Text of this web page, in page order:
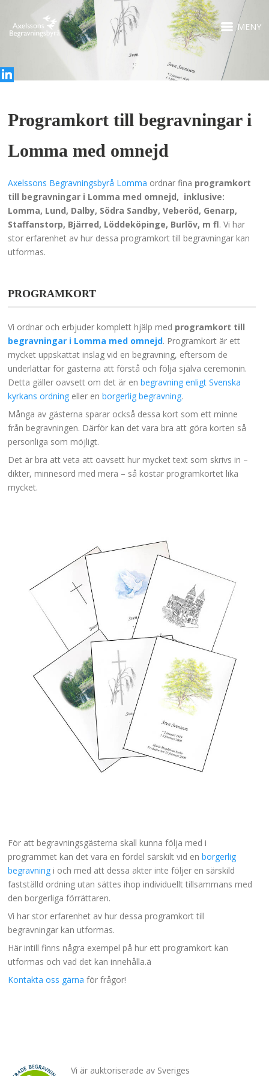
MENY
Programkort till begravningar i
Lomma med omnejd
Axelssons Begravningsbyrå Lomma ordnar fina programkort
till begravningar i Lomma med omnejd, inklusive:
Lomma, Lund, Dalby, Södra Sandby, Veberöd, Genarp,
Staffanstorp, Bjärred, Löddeköpinge, Burlöv, m fl. Vi har
stor erfarenhet av hur dessa programkort till begravningar kan
utformas.
PROGRAMKORT
Vi ordnar och erbjuder komplett hjälp med programkort till
begravningar i Lomma med omnejd. Programkort är ett
mycket uppskattat inslag vid en begravning, eftersom de
underlättar för gästerna att förstå och följa själva ceremonin.
Detta gäller oavsett om det är enbegravning enligt Svenska
kyrkans ordning eller enborgerlig begravning.
Många av gästerna sparar också dessa kort som ett minne
från begravningen. Därför kan det vara bra att göra korten så
personliga som möjligt.
Det är bra att veta att oavsett hur mycket text som skrivs in –
dikter, minnesord med mera – så kostar programkortet lika
mycket.
För att begravningsgästerna skall kunna följa med i
programmet kan det vara en fördel särskilt vid enborgerlig
begravning i och med att dessa akter inte följer en särskild
fastställd ordning utan sättes ihop individuellt tillsammans med
den borgerliga förrättaren.
Vi har stor erfarenhet av hur dessa programkort till
begravningar kan utformas.
Här intill finns några exempel på hur ett programkort kan
utformas och vad det kan innehålla.ä
Kontakta oss gärna för frågor!
Vi är auktoriserade av Sveriges